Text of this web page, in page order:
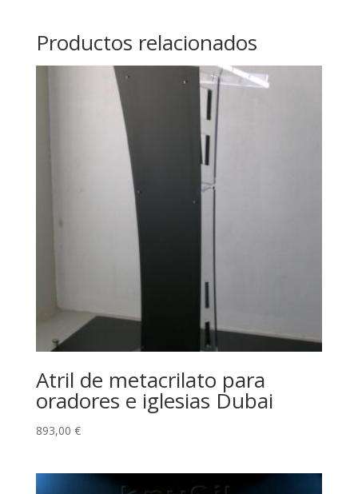
Productos relacionados
Atril de metacrilato para
oradores e iglesias Dubai
893,00 €